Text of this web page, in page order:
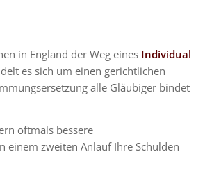
in England der Weg eines Individual
es sich um einen gerichtlichen
alle Gläubiger bindet
oftmals bessere
einem zweiten Anlauf Ihre Schulden